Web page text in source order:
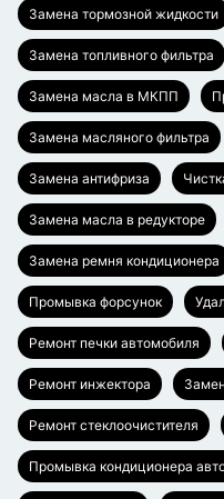
Замена тормозной жидкости
Замена топливного фильтра
Замена масла в МКПП
Замена масляного фильтра
Замена антифриза
Замена масла в редукторе
Замена ремня кондиционера
Промывка форсунок
Ремонт печки автомобиля
Ремонт инжектора
Ремонт стеклоочистителя
Промывка кондиционера